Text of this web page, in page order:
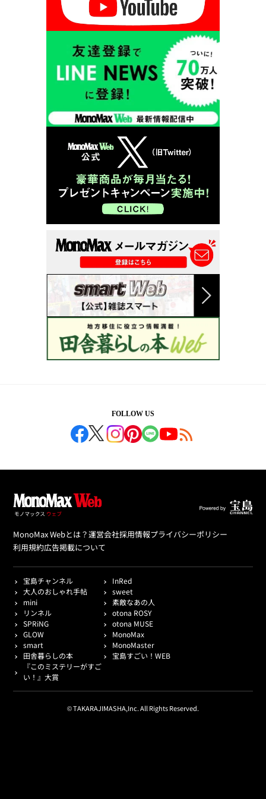
FOLLOW US
MonoMax Webとは？運営会社採用情報プライバシーポリシー
利用規約広告掲載について
宝島チャンネル
InRed
大人のおしゃれ手帖
sweet
mini
素敵なあの人
リンネル
otona ROSY
SPRiNG
otona MUSE
GLOW
MonoMax
smart
MonoMaster
田舎暮らしの本
宝島すごい！WEB
『このミステリーがすご
い！』大賞
© TAKARAJIMASHA,Inc. All Rights Reserved.